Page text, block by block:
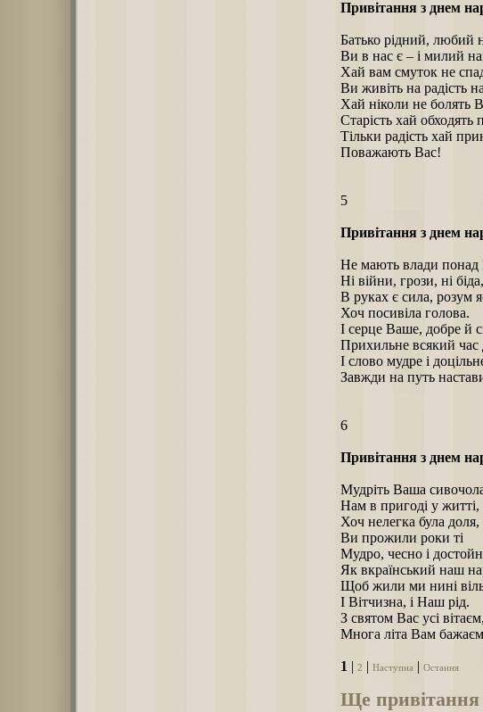
Привітання з днем
Батько рідний, любий
Ви в нас є – і милий
Хай вам смуток не
Ви живіть на радість
Хай ніколи не болять
Старість хай обходять
Тільки радість хай
Поважають Вас!
5
Привітання з днем
Hе мають влади
Hі війни, грози, ні біда,
В руках є сила, розум
Хоч посивіла голова.
І серце Ваше, добре й
Прихильне всякий час
І слово мудре і
Завжди на путь
6
Привітання з днем
Мудріть Ваша
Hам в пригоді у житті,
Хоч нелегка була доля,
Ви прожили роки ті
Мудро, чесно і
Як вкраїнський наш
Щоб жили ми нині
І Вітчизна, і Hаш рід.
З святом Вас усі вітаєм,
Многа літа Вам
1 2 Наступна Остання
Ще привітання